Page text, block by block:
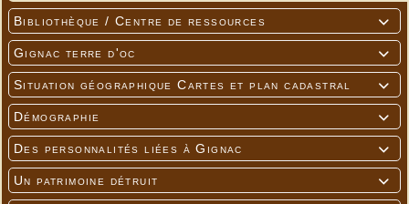

Bibliothèque / Centre de ressources

Gignac terre d'oc

Situation géographique Cartes et plan cadastral

Démographie

Des personnalités liées à Gignac

Un patrimoine détruit